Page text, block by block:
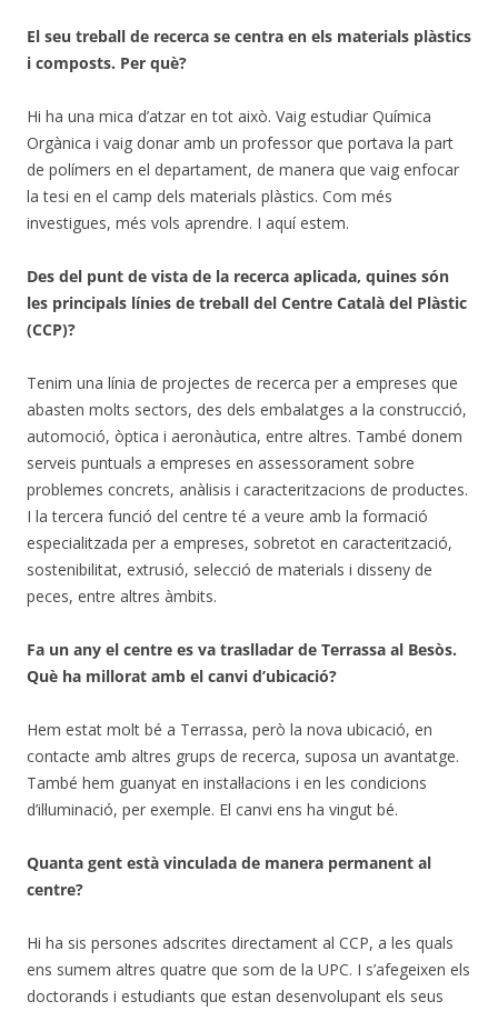
El seu treball de recerca se centra en els materials plàstics
i composts. Per què?
Hi ha una mica d’atzar en tot això. Vaig estudiar Química
Orgànica i vaig donar amb un professor que portava la part
de polímers en el departament, de manera que vaig enfocar
la tesi en el camp dels materials plàstics. Com més
investigues, més vols aprendre. I aquí estem.
Des del punt de vista de la recerca aplicada, quines són
les principals línies de treball del Centre Català del Plàstic
(CCP)?
Tenim una línia de projectes de recerca per a empreses que
abasten molts sectors, des dels embalatges a la construcció,
automoció, òptica i aeronàutica, entre altres. També donem
serveis puntuals a empreses en assessorament sobre
problemes concrets, anàlisis i caracteritzacions de productes.
I la tercera funció del centre té a veure amb la formació
especialitzada per a empreses, sobretot en caracterització,
sostenibilitat, extrusió, selecció de materials i disseny de
peces, entre altres àmbits.
Fa un any el centre es va traslladar de Terrassa al Besòs.
Què ha millorat amb el canvi d’ubicació?
Hem estat molt bé a Terrassa, però la nova ubicació, en
contacte amb altres grups de recerca, suposa un avantatge.
També hem guanyat en instal·lacions i en les condicions
d’il·luminació, per exemple. El canvi ens ha vingut bé.
Quanta gent està vinculada de manera permanent al
centre?
Hi ha sis persones adscrites directament al CCP, a les quals
ens sumem altres quatre que som de la UPC. I s’afegeixen els
doctorands i estudiants que estan desenvolupant els seus